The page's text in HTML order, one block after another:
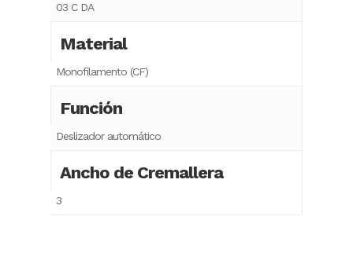
03 C DA
Material
Monofilamento (CF)
Función
Deslizador automático
Ancho de Cremallera
3